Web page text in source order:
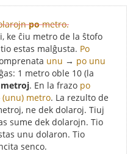
pometro.
ke ĉiu metro de la ŝtofo
estas malĝusta. Po
unu → po unu
1 metro oble 10 (la
metroj. En la frazo po
(unu) metro. La rezulto de
ne dek dolaroj. Tiuj
sume dek dolarojn. Tio
unu dolaron. Tio
senco.